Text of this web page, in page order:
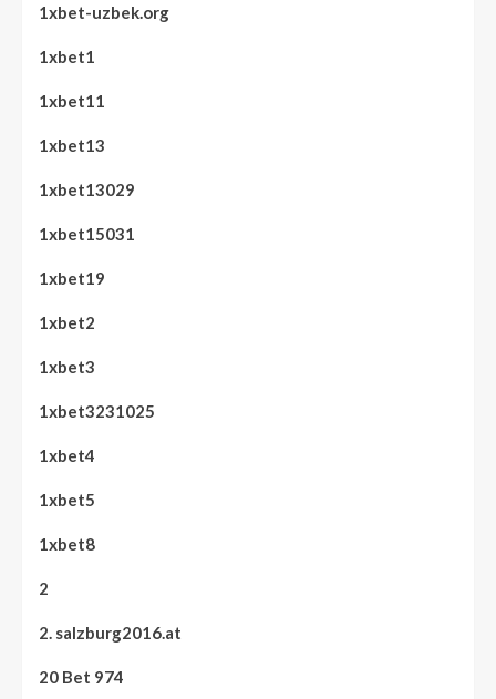
1xbet-uzbek.org
1xbet1
1xbet11
1xbet13
1xbet13029
1xbet15031
1xbet19
1xbet2
1xbet3
1xbet3231025
1xbet4
1xbet5
1xbet8
2
2. salzburg2016.at
20 Bet 974